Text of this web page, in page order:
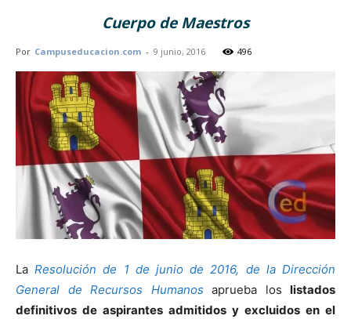
Cuerpo de Maestros
Por Campuseducacion.com - 9 junio, 2016 496
LaResolución de 1 de junio de 2016, de la Dirección
General de Recursos Humanos aprueba los listados
definitivos de aspirantes admitidos y excluidos en el